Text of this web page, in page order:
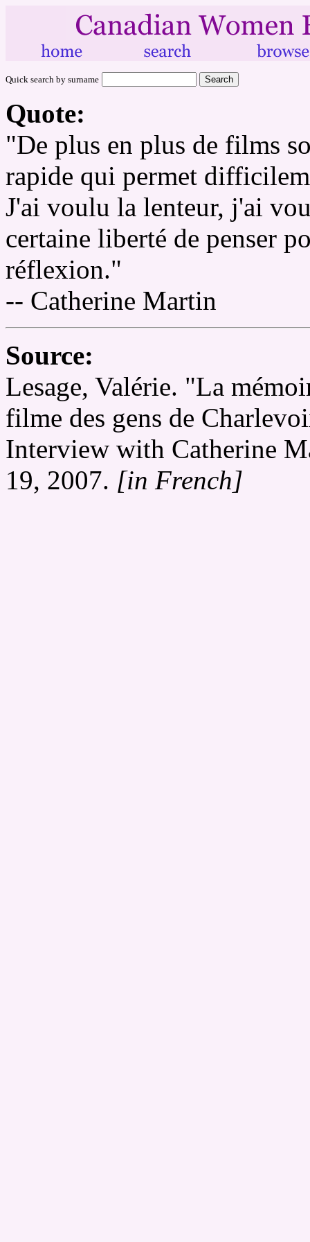
Quick search by surname
Quote:
"De plus en plus de films
rapide qui permet
J'ai voulu la lenteur, j'ai
certaine liberté de penser
réflexion."
-- Catherine Martin
Source:
Lesage, Valérie. "La
filme des gens de
Interview with Catherine
19, 2007. [in French]